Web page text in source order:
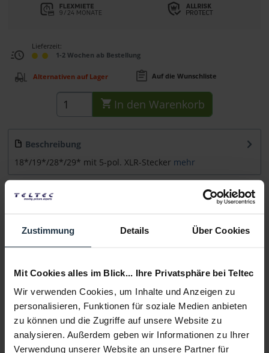
Zustimmung Details Über Cookies
Mit Cookies alles im Blick... Ihre Privatsphäre bei Teltec
Wir verwenden Cookies, um Inhalte und Anzeigen zu
personalisieren, Funktionen für soziale Medien anbieten
zu können und die Zugriffe auf unsere Website zu
analysieren. Außerdem geben wir Informationen zu Ihrer
Verwendung unserer Website an unsere Partner für
Lieferzeit:
1-2 Wochen ab Bestellung
Alternativen auf Lager Auf die Wunschliste
In den Warenkorb
Beschreibung
18*/19*/28*/29* mit 5-pol. XLR-Stecker mehr
Beratung
Medien
Infos zu Hersteller & Produktsicherheit
Folgende Infos zum Hersteller sind verfübar......
Weitere Artikel von beyerdynamic ansehen